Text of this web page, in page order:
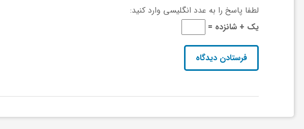
لطفا پاسخ را به عدد انگلیسی وارد کنید:
یک + شانزده =